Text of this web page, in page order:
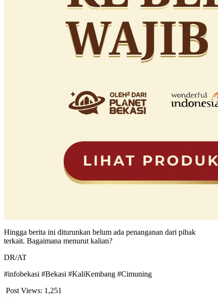
Hingga berita ini diturunkan belum ada penanganan dari pihak
terkait. Bagaimana menurut kalian?
DR/AT
#infobekasi #Bekasi #KaliKembang #Cimuning
Post Views: 1,251